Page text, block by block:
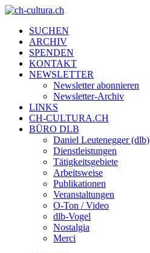
SUCHEN
ARCHIV
SPENDEN
KONTAKT
NEWSLETTER
Newsletter abonnieren
Newsletter-Archiv
LINKS
CH-CULTURA.CH
BÜRO DLB
Daniel Leutenegger (dlb)
Dienstleistungen
Tätigkeitsgebiete
Arbeitsweise
Publikationen
Veranstaltungen
O-Ton / Video
dlb-Vogel
Nostalgia
Merci